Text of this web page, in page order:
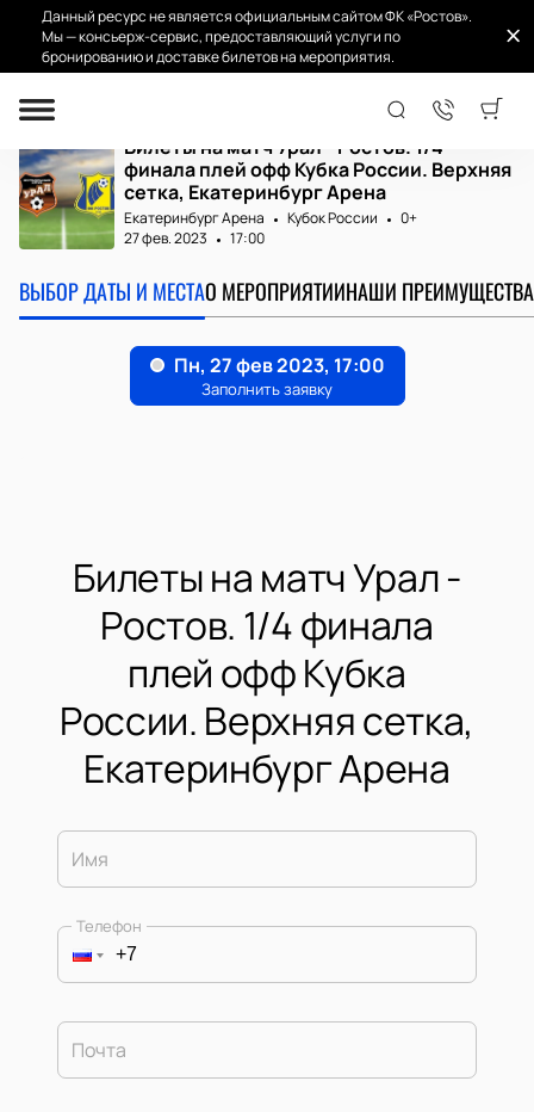
Данный ресурс не является официальным сайтом ФК «Ростов».
Мы — консьерж-сервис, предоставляющий услуги по
бронированию и доставке билетов на мероприятия.
Главная
Билеты на матч Урал - Ростов. 1/4
финала плей офф Кубка России. Верхняя
сетка, Екатеринбург Арена
Екатеринбург Арена Кубок России
0+
27 фев. 2023
17:00
ВЫБОР ДАТЫ И МЕСТАО МЕРОПРИЯТИИНАШИ ПРЕИМУЩЕСТВА
Билеты на матч Урал -
Ростов. 1/4 финала
плей офф Кубка
России. Верхняя сетка,
Екатеринбург Арена
Имя
Телефон
Почта